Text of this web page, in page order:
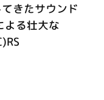
きたサウンド
よる壮大な